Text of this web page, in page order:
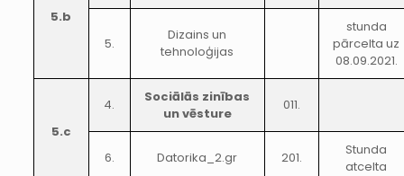
5.b
5.
Dizains un
tehnoloģijas
stunda
pārcelta uz
08.09.2021.
5.c
4.
Sociālās zinības
un vēsture
011.
6. Datorika_2.gr 201.
Stunda
atcelta